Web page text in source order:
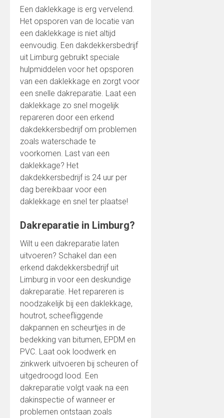
Een daklekkage is erg vervelend.
Het opsporen van de locatie van
een daklekkage is niet altijd
eenvoudig. Een dakdekkersbedrijf
uit Limburg gebruikt speciale
hulpmiddelen voor het opsporen
van een daklekkage en zorgt voor
een snelle dakreparatie. Laat een
daklekkage zo snel mogelijk
repareren door een erkend
dakdekkersbedrijf om problemen
zoals waterschade te
voorkomen. Last van een
daklekkage? Het
dakdekkersbedrijf is 24 uur per
dag bereikbaar voor een
daklekkage en snel ter plaatse!
Dakreparatie in Limburg?
Wilt u een dakreparatie laten
uitvoeren? Schakel dan een
erkend dakdekkersbedrijf uit
Limburg in voor een deskundige
dakreparatie. Het repareren is
noodzakelijk bij een daklekkage,
houtrot, scheefliggende
dakpannen en scheurtjes in de
bedekking van bitumen, EPDM en
PVC. Laat ook loodwerk en
zinkwerk uitvoeren bij scheuren of
uitgedroogd lood. Een
dakreparatie volgt vaak na een
dakinspectie of wanneer er
problemen ontstaan zoals